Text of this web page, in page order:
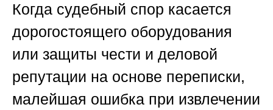
Когда судебный спор касается
дорогостоящего оборудования
или защиты чести и деловой
репутации на основе переписки,
малейшая ошибка при извлечении